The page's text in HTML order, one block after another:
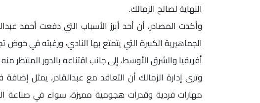
النهاية لصالح الزمالك.
وأكدت المصادر، أن أحد أبرز الأسباب التي دفعت أحمد
الجماهيرية الكبيرة التي يتمتع بها النادي، ورغبته في خوض
أفريقيا والشرق الأوسط، إلى جانب اقتناعه بالدور المنتظر
وترى إدارة الزمالك أن التعاقد مع عبدالقادر، يمثل
مهارات فردية وقدرات هجومية مميزة، سواء في صناعة